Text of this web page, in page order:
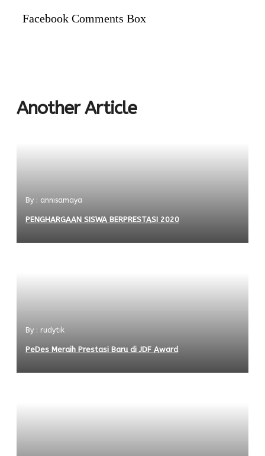
Facebook Comments Box
Another Article
By : annisamaya
PENGHARGAAN SISWA BERPRESTASI 2020
By : rudytik
PeDes Meraih Prestasi Baru di JDF Award